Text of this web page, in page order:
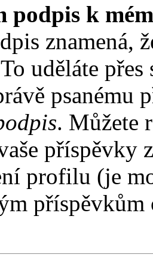
podpis k
znamená,
uděláte
psanému
. Můžete
příspěvky
profilu (je
příspěvkům